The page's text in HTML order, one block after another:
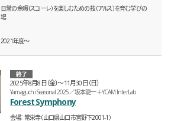
日常の余暇（スコーレ）を楽しむための技（アルス）を育む学びの
場
2021年度〜
2025年8月8日（金）〜11月30日（日）
終了
Yamaguchi Seasonal 2025／坂本龍一＋YCAM InterLab
Forest Symphony
会場 常栄寺（山口県山口市宮野下2001-1）